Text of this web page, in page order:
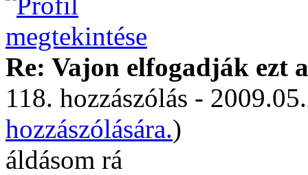
Re: Vajon elfogadják ezt
118. hozzászólás -
hozzászólására.)
áldásom rá